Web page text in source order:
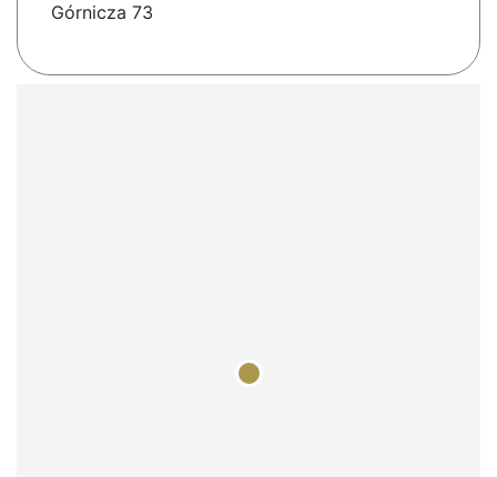
Górnicza 73